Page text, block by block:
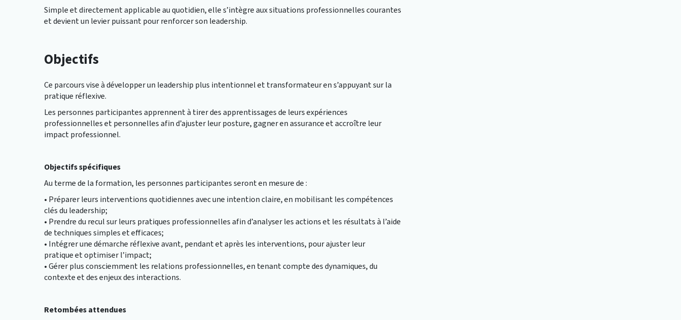
Simple et directement applicable au quotidien, elle s’intègre aux situations professionnelles courantes
et devient un levier puissant pour renforcer son leadership.
Objectifs
Ce parcours vise à développer un leadership plus intentionnel et transformateur en s’appuyant sur la
pratique réflexive.
Les personnes participantes apprennent à tirer des apprentissages de leurs expériences
professionnelles et personnelles afin d’ajuster leur posture, gagner en assurance et accroître leur
impact professionnel.
Objectifs spécifiques
Au terme de la formation, les personnes participantes seront en mesure de :
• Préparer leurs interventions quotidiennes avec une intention claire, en mobilisant les compétences
clés du leadership;
• Prendre du recul sur leurs pratiques professionnelles afin d’analyser les actions et les résultats à l’aide
de techniques simples et efficaces;
• Intégrer une démarche réflexive avant, pendant et après les interventions, pour ajuster leur
pratique et optimiser l’impact;
• Gérer plus consciemment les relations professionnelles, en tenant compte des dynamiques, du
contexte et des enjeux des interactions.
Retombées attendues